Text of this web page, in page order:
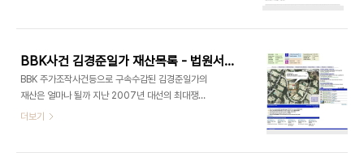
동아원은 다나 에스테이트등에 투입된 모든 자금이
적법..
북제재 기업및 개인명단 - 황석화, 한여로, 윤호진,
이제선, 이홍섭등
http://andocu.tistory.com/2756 천안함사건
등과 관련해 버락 오바마대통령이 지난 8월30일 대
북제재행정명령에 서명한데 이어 미국 재무부가 북
NORTH KOREA SANCTIONS
BBK사건 김경준일가 재산목록 - 법원서류로 본 주택-예금-차량등 목록
BBK 주가조작사건등으로 구속수감된 김경준일가의
재산은 얼마나 될까 지난 2007년 대선의 최대쟁점
으로 떠올랐던 BBK사건은 김경준이 미국에 수감중
더보기